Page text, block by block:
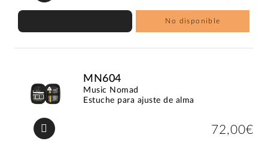
No disponible
MN604
Music Nomad
Estuche para ajuste de alma
72,00€